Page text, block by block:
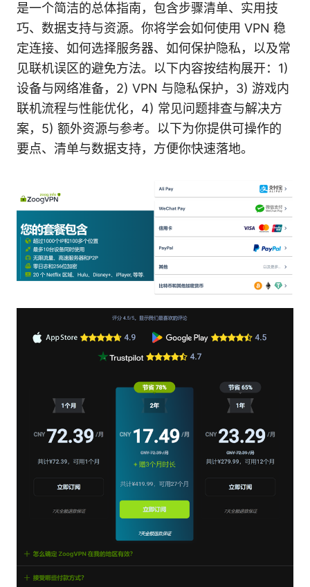
是一个简洁的总体指南，包含步骤清单、实用技
巧、数据支持与资源。你将学会如何使用 VPN 稳
定连接、如何选择服务器、如何保护隐私，以及常
见联机误区的避免方法。以下内容按结构展开：1)
设备与网络准备，2) VPN 与隐私保护，3) 游戏内
联机流程与性能优化，4) 常见问题排查与解决方
案，5) 额外资源与参考。以下为你提供可操作的
要点、清单与数据支持，方便你快速落地。